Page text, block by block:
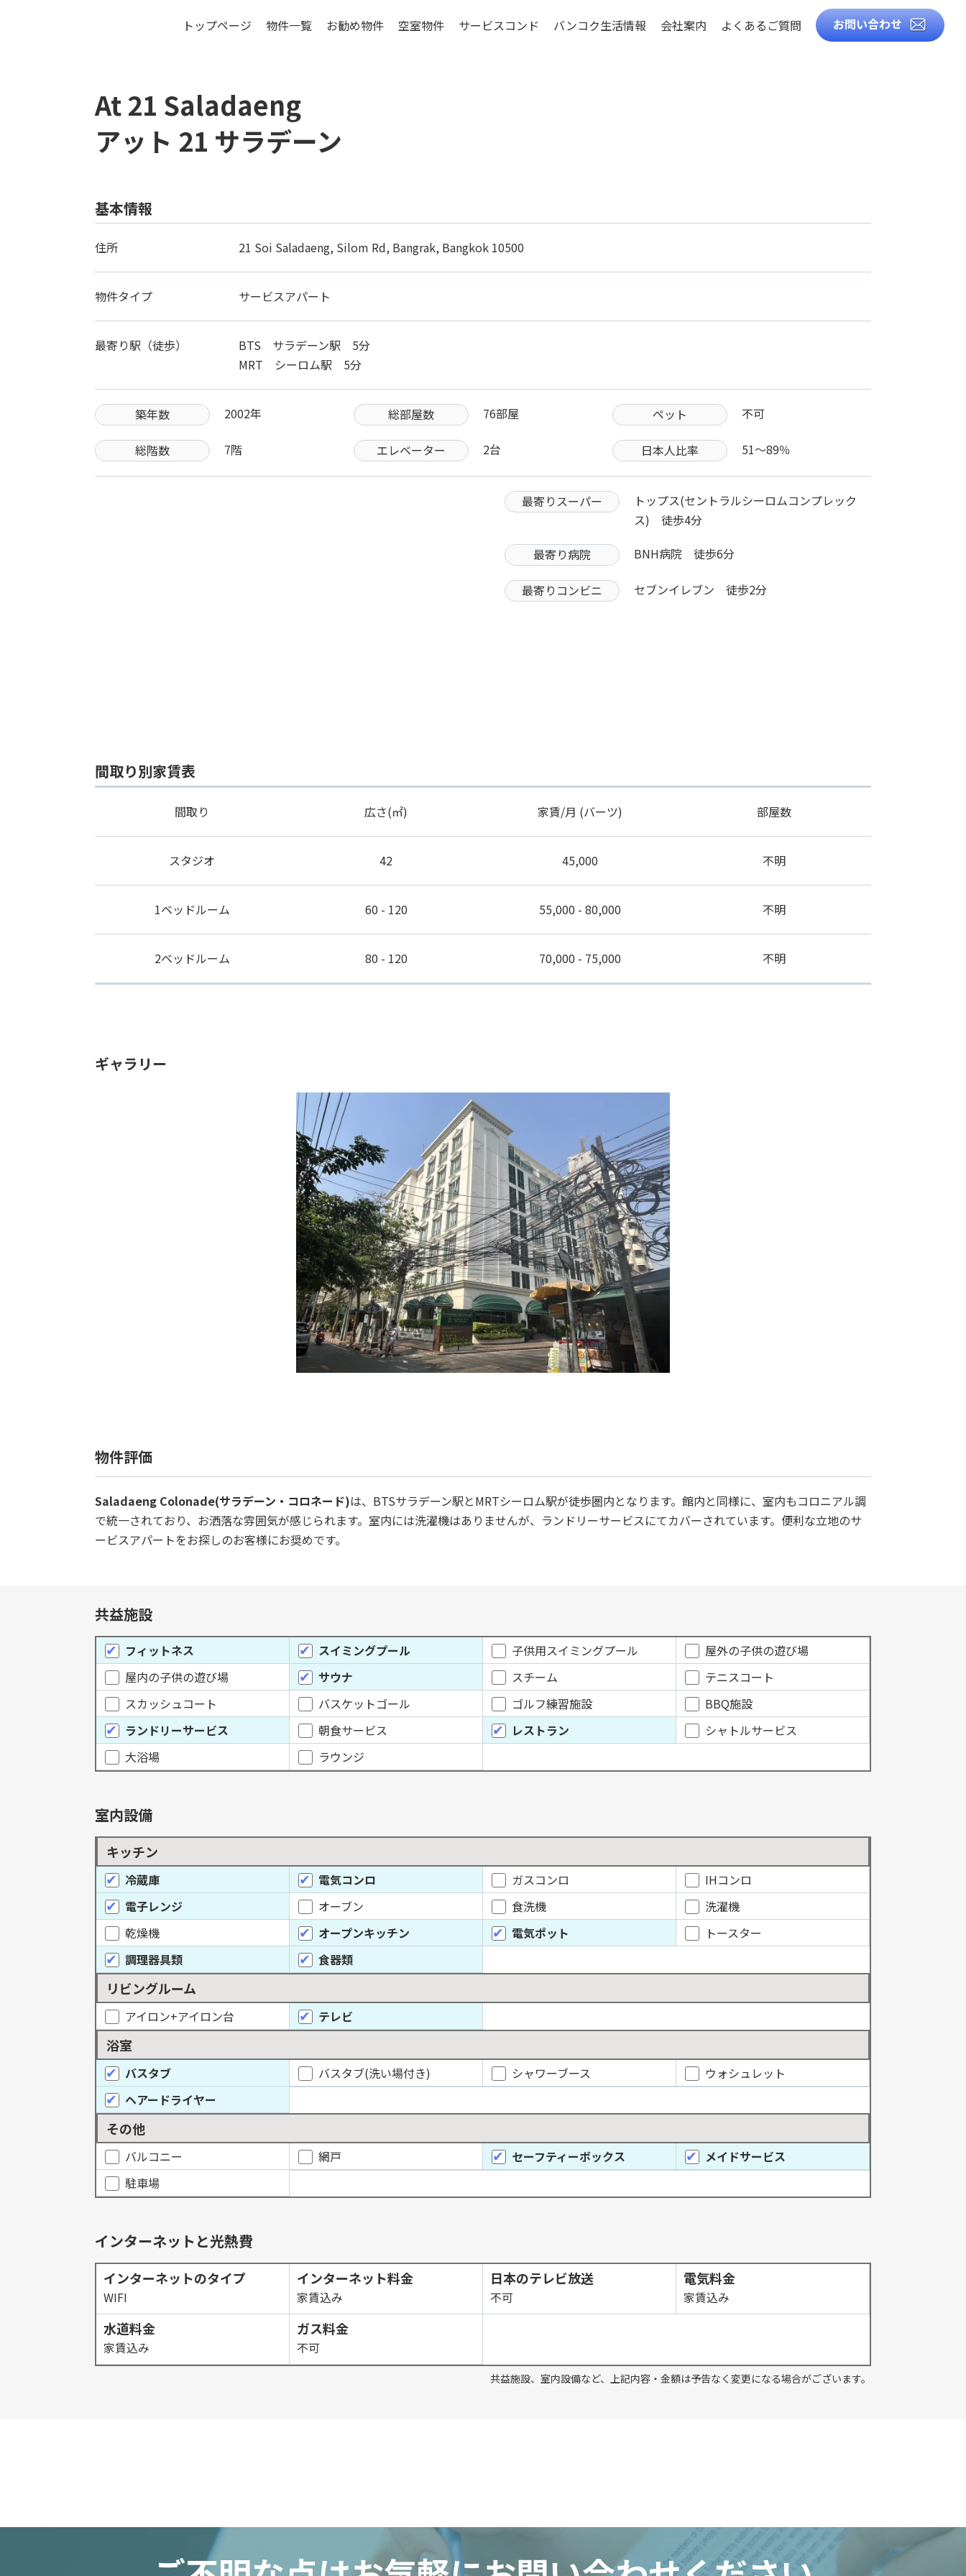
トップページ 物件一覧 お勧め物件 空室物件 サービスコンド バンコク生活情報
エリアについて
会社案内 よくあるご質問 お問い合わせ
At 21 Saladaeng
アット 21 サラデーン
基本情報
住所 21 Soi Saladaeng, Silom Rd, Bangrak, Bangkok 10500
物件タイプ サービスアパート
最寄り駅（徒歩）
BTS サラデーン駅 5分
MRT シーロム駅 5分
築年数 2002年 総部屋数 76部屋 ペット 不可
総階数 7階 エレベーター 2台 日本人比率 51〜89％
最寄りスーパー
トップス(セントラルシーロムコンプレック
ス) 徒歩4分
最寄り病院
BNH病院 徒歩6分
最寄りコンビニ セブンイレブン 徒歩2分
間取り別家賃表
間取り 広さ(㎡) 家賃/月 (バーツ) 部屋数
スタジオ 42 45,000 不明
1ベッドルーム 60 - 120 55,000 - 80,000 不明
2ベッドルーム 80 - 120 70,000 - 75,000 不明
ギャラリー
物件評価
Saladaeng Colonade(サラデーン・コロネード)は、BTSサラデーン駅とMRTシーロム駅が徒歩圏内となります。館内と同様に、室内もコロニアル調
で統一されており、お洒落な雰囲気が感じられます。室内には洗濯機はありませんが、ランドリーサービスにてカバーされています。便利な立地のサ
ービスアパートをお探しのお客様にお奨めです。
共益施設
フィットネス スイミングプール 子供用スイミングプール
屋外の子供の遊び場
屋内の子供の遊び場
サウナ スチーム
テニスコート
スカッシュコート
バスケットゴール ゴルフ練習施設
BBQ施設
ランドリーサービス
朝食サービス レストラン
シャトルサービス
大浴場
ラウンジ
室内設備
キッチン
冷蔵庫 電気コンロ ガスコンロ
IHコンロ
電子レンジ
オーブン 食洗機
洗濯機
乾燥機
オープンキッチン 電気ポット
トースター
調理器具類
食器類
リビングルーム
アイロン+アイロン台 テレビ
浴室
バスタブ バスタブ(洗い場付き) シャワーブース
ウォシュレット
ヘアードライヤー
その他
バルコニー 網戸 セーフティーボックス
メイドサービス
駐車場
インターネットと光熱費
インターネットのタイプ
WIFI
インターネット料金
家賃込み
日本のテレビ放送
不可
電気料金
家賃込み
水道料金
家賃込み
ガス料金
不可
共益施設、室内設備など、上記内容・金額は予告なく変更になる場合がございます。